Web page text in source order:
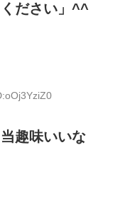
ださい」^^
趣味いいな